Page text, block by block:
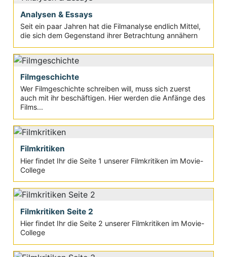
Analysen & Essays
Seit ein paar Jahren hat die Filmanalyse endlich Mittel,
die sich dem Gegenstand ihrer Betrachtung annähern
Filmgeschichte
Wer Filmgeschichte schreiben will, muss sich zuerst
auch mit ihr beschäftigen. Hier werden die Anfänge des
Films...
Filmkritiken
Hier findet Ihr die Seite 1 unserer Filmkritiken im Movie-
College
Filmkritiken Seite 2
Hier findet Ihr die Seite 2 unserer Filmkritiken im Movie-
College